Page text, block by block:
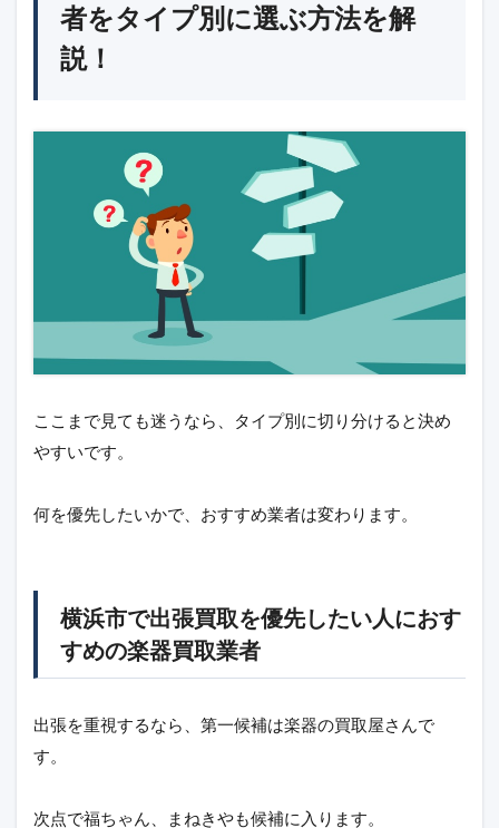
者をタイプ別に選ぶ方法を解
説！
ここまで見ても迷うなら、タイプ別に切り分けると決め
やすいです。
何を優先したいかで、おすすめ業者は変わります。
横浜市で出張買取を優先したい人におす
すめの楽器買取業者
出張を重視するなら、第一候補は楽器の買取屋さんで
す。
次点で福ちゃん、まねきやも候補に入ります。